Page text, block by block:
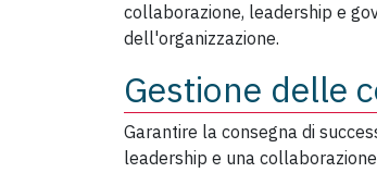
collaborazione, leadership e
dell'organizzazione.
Gestione delle
Garantire la consegna di
leadership e una